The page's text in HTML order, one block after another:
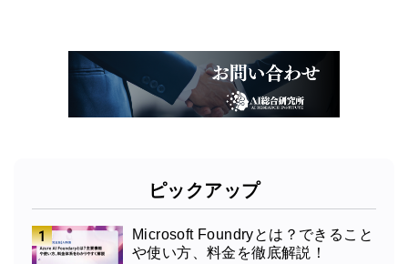
ピックアップ
Microsoft Foundryとは？できること
や使い方、料金を徹底解説！